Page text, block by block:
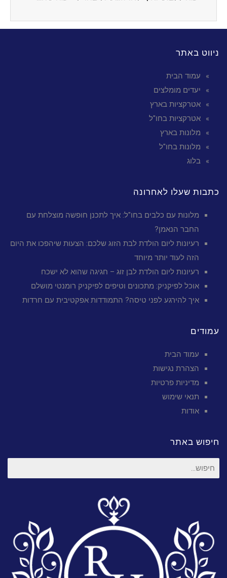
ניווט באתר
עמוד הבית
יעדים מומלצים
אטרקציות בארץ
אטרקציות בחו"ל
מלונות בארץ
מלונות בחו"ל
בלוג
כתבות שעלו לאחרונה
מלונות עם כלבים בחו"ל: איך לתכנן חופשה מוצלחת עם
החבר הנאמן?
רעיונות ליום הולדת לבת הזוג שלכם: הצעות שיהפכו את היום
הזה לעוד יותר מיוחד
רעיונות ליום הולדת לבן זוג – חגיגה שהוא לא ישכח
אוכל לפיקניק: מתכונים וטיפים לפיקניק רומנטי מושלם
איך להירגע לפני טיסה? התמודדות אפקטיבית עם חרדות
עמודים
עמוד הבית
הצהרת נגישות
מדיניות פרטיות
תנאי שימוש
אודות
חיפוש באתר
חיפוש
עבור: